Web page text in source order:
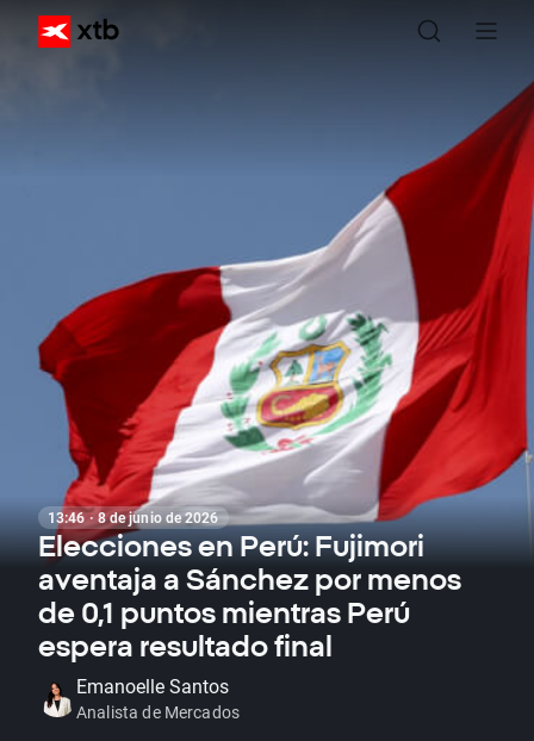
13:46 · 8 de junio de 2026
Elecciones en Perú: Fujimori
aventaja a Sánchez por menos
de 0,1 puntos mientras Perú
espera resultado final
Emanoelle Santos
Analista de Mercados